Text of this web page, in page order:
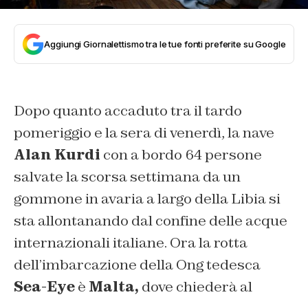
Aggiungi Giornalettismo tra le tue fonti preferite su Google
Dopo quanto accaduto tra il tardo
pomeriggio e la sera di venerdì, la nave
Alan Kurdi con a bordo 64 persone
salvate la scorsa settimana da un
gommone in avaria a largo della Libia si
sta allontanando dal confine delle acque
internazionali italiane. Ora la rotta
dell’imbarcazione della Ong tedesca
Sea-Eyeè Malta, dove chiederà al